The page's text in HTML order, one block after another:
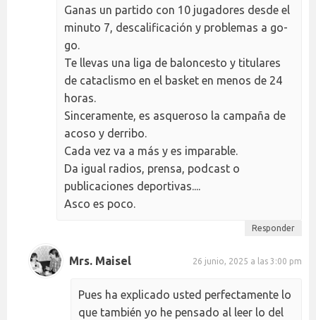
Ganas un partido con 10 jugadores desde el
minuto 7, descalificación y problemas a go-
go.
Te llevas una liga de baloncesto y titulares
de cataclismo en el basket en menos de 24
horas.
Sinceramente, es asqueroso la campaña de
acoso y derribo.
Cada vez va a más y es imparable.
Da igual radios, prensa, podcast o
publicaciones deportivas....
Asco es poco.
Responder
Mrs. Maisel 26 junio, 2025 a las 3:00 pm
Pues ha explicado usted perfectamente lo
que también yo he pensado al leer lo del